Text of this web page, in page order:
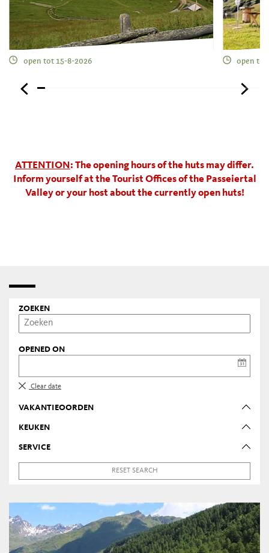
open tot 15-8-2026 open tot
ATTENTION : The opening hours of the huts may differ.
Inform yourself at the Tourist Offices of the Passeiertal
Valley or your host about the currently open huts!
ZOEKEN
OPENED ON
Clear date
VAKANTIEOORDEN
KEUKEN
SERVICE
RESET SEARCH